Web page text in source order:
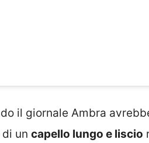
il giornale Ambra
un capello lungo e liscio